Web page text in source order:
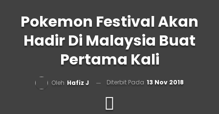
Pokemon Festival Akan
Hadir Di Malaysia Buat
Pertama Kali
Oleh Hafiz J Diterbit Pada 13 Nov 2018